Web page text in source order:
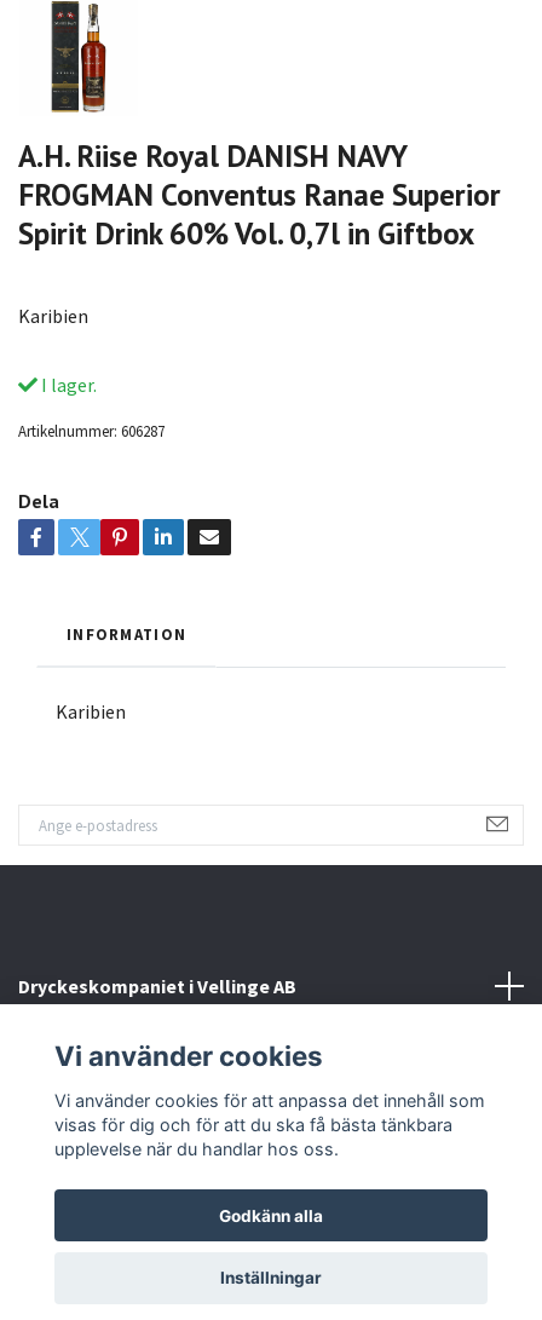
A.H. Riise Royal DANISH NAVY
FROGMAN Conventus Ranae Superior
Spirit Drink 60% Vol. 0,7l in Giftbox
Karibien
I lager.
Artikelnummer: 606287
Dela
INFORMATION
Karibien
Dryckeskompaniet i Vellinge AB
Kontakta oss
Sociala medier
© 2026 Dryckeskompaniet i Vellinge
Vi använder cookies
Vi använder cookies för att anpassa det innehåll som
visas för dig och för att du ska få bästa tänkbara
upplevelse när du handlar hos oss.
Godkänn alla
Inställningar